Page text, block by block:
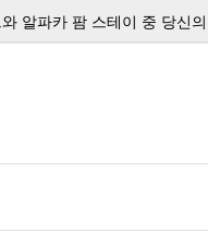
알파카 팜 스테이 중 당신